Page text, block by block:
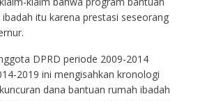
itu karena prestasi seseorang
DPRD periode 2009-2014
2019 ini mengisahkan kronologi
dana bantuan rumah ibadah